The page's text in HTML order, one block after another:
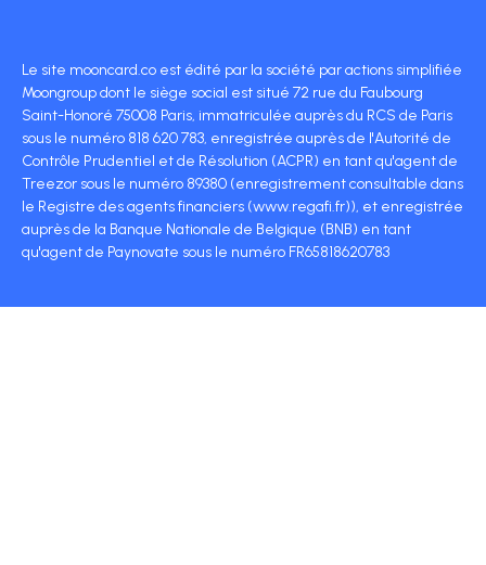
Le site mooncard.co est édité par la société par actions simplifiée
Moongroup dont le siège social est situé 72 rue du Faubourg
Saint-Honoré 75008 Paris, immatriculée auprès du RCS de Paris
sous le numéro 818 620 783, enregistrée auprès de l'Autorité de
Contrôle Prudentiel et de Résolution (ACPR) en tant qu'agent de
Treezor sous le numéro 89380 (enregistrement consultable dans
le Registre des agents financiers (www.regafi.fr)), et enregistrée
auprès de la Banque Nationale de Belgique (BNB) en tant
qu'agent de Paynovate sous le numéro FR65818620783